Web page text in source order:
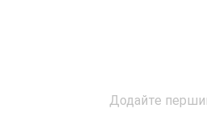
Додайте